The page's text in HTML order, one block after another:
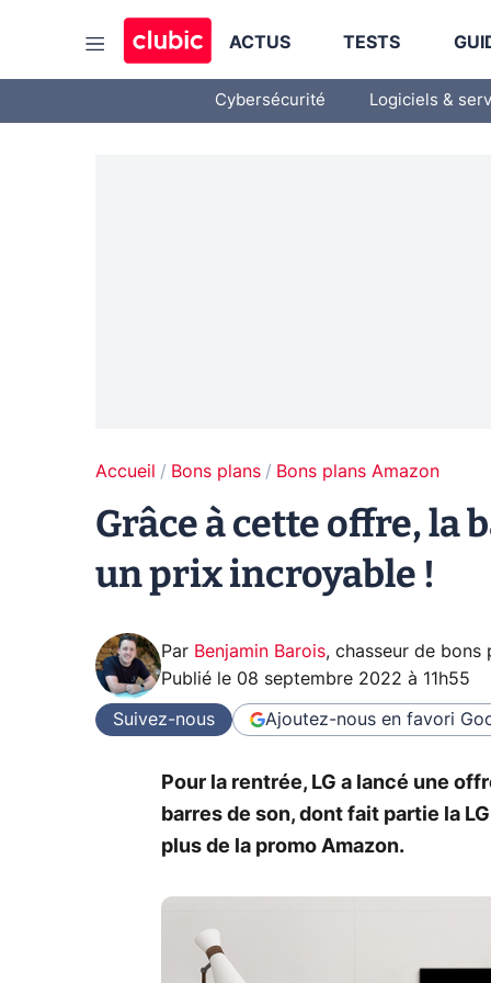
ACTUS TESTS
Cybersécurité Logiciels &
Accueil Bons plans Bons plans Amazon
Grâce à cette offre, la
un prix incroyable !
Par Benjamin Barois, chasseur de bons
Publié le 08 septembre 2022 à 11h55
Suivez-nous Ajoutez-nous en favori
Pour la rentrée, LG a lancé une
barres de son, dont fait partie la
plus de la promo Amazon.